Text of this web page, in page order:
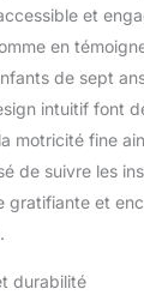
excellent
des
filles et
partir de
et la
et
en
de sept
intuitif font
motricité fine
de suivre les
gratifiante et
durabilité